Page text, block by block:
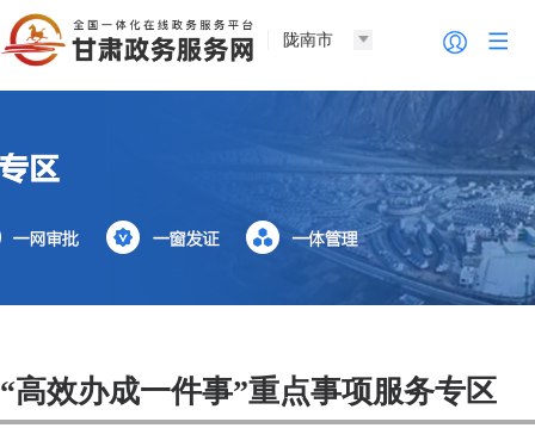
陇南市
“高效办成一件事”重点事项服务专区